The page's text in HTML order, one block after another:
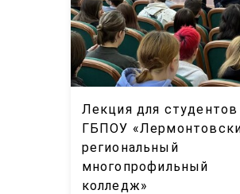
Лекция для студентов
ГБПОУ
региональный
многопрофильный
колледж»